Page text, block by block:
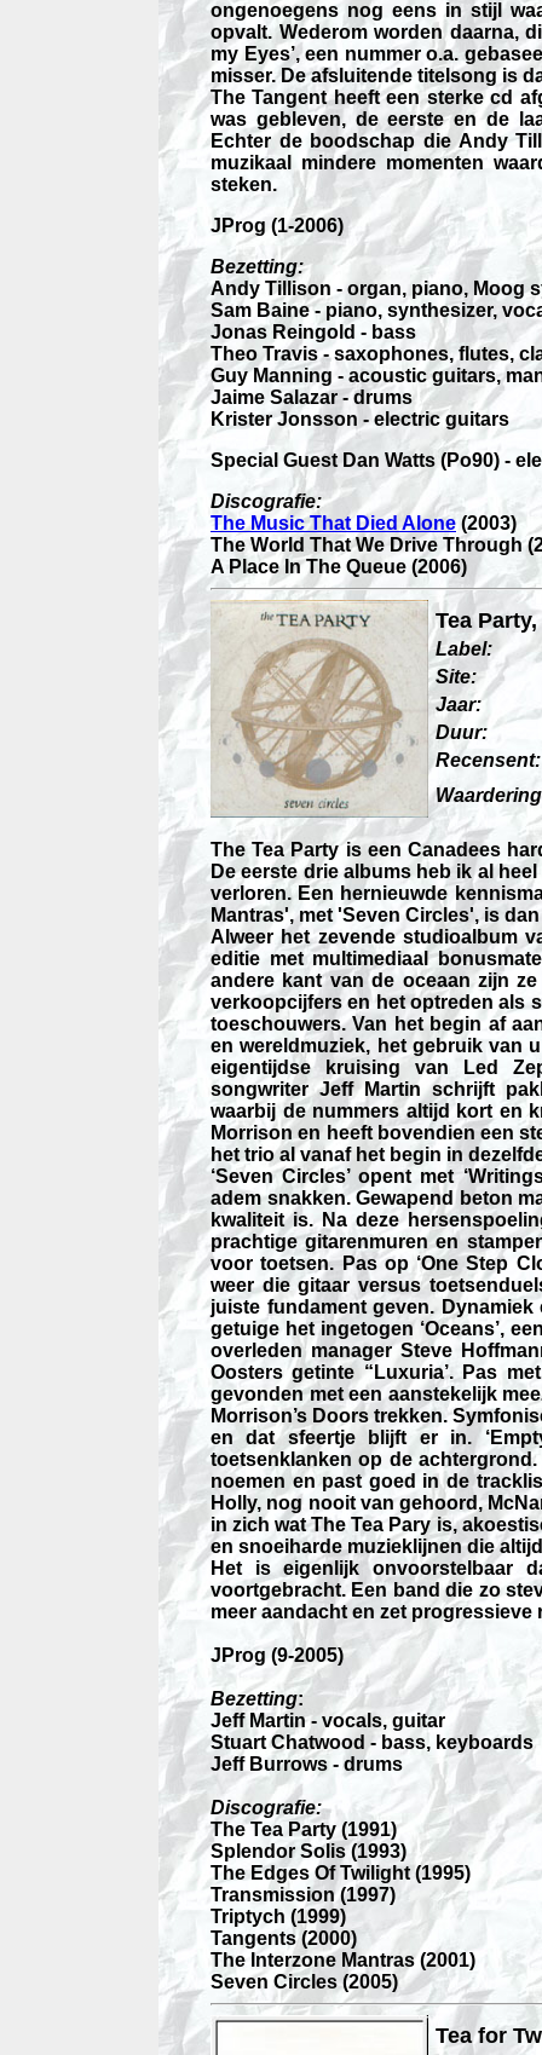
ongenoegens nog eens in stijl
opvalt. Wederom worden daarna,
my Eyes’, een nummer o.a.
misser. De afsluitende titelsong is
The Tangent heeft een sterke cd
was gebleven, de eerste en de
Echter de boodschap die Andy
muzikaal mindere momenten
steken.
JProg (1-2006)
Bezetting:
Andy Tillison - organ, piano, Moog
Sam Baine - piano, synthesizer,
Jonas Reingold - bass
Theo Travis - saxophones, flutes,
Guy Manning - acoustic guitars,
Jaime Salazar - drums
Krister Jonsson - electric guitars
Special Guest Dan Watts (Po90) -
Discografie:
The Music That Died Alone (2003)
The World That We Drive Through
A Place In The Queue (2006)
Tea
Label:
Site:
Jaar:
Duur:
Recensent:
The Tea Party is een Canadees
De eerste drie albums heb ik al
verloren. Een hernieuwde
Mantras', met 'Seven Circles', is
Alweer het zevende studioalbum
editie met multimediaal
andere kant van de oceaan zijn
verkoopcijfers en het optreden als
toeschouwers. Van het begin af
en wereldmuziek, het gebruik van
eigentijdse kruising van Led
songwriter Jeff Martin schrijft
waarbij de nummers altijd kort en
Morrison en heeft bovendien een
het trio al vanaf het begin in
‘Seven Circles’ opent met
adem snakken. Gewapend beton
kwaliteit is. Na deze
prachtige gitarenmuren en
voor toetsen. Pas op ‘One Step
weer die gitaar versus
juiste fundament geven.
getuige het ingetogen ‘Oceans’,
overleden manager Steve
Oosters getinte “Luxuria’. Pas
gevonden met een aanstekelijk
Morrison’s Doors trekken.
en dat sfeertje blijft er in.
toetsenklanken op de
noemen en past goed in de
Holly, nog nooit van gehoord,
in zich wat The Tea Pary is,
en snoeiharde muzieklijnen die
Het is eigenlijk onvoorstelbaar
voortgebracht. Een band die zo
meer aandacht en zet
JProg (9-2005)
Bezetting:
Jeff Martin - vocals, guitar
Stuart Chatwood - bass, keyboards
Jeff Burrows - drums
Discografie:
The Tea Party (1991)
Splendor Solis (1993)
The Edges Of Twilight (1995)
Transmission (1997)
Triptych (1999)
Tangents (2000)
The Interzone Mantras (2001)
Seven Circles (2005)
Tea for